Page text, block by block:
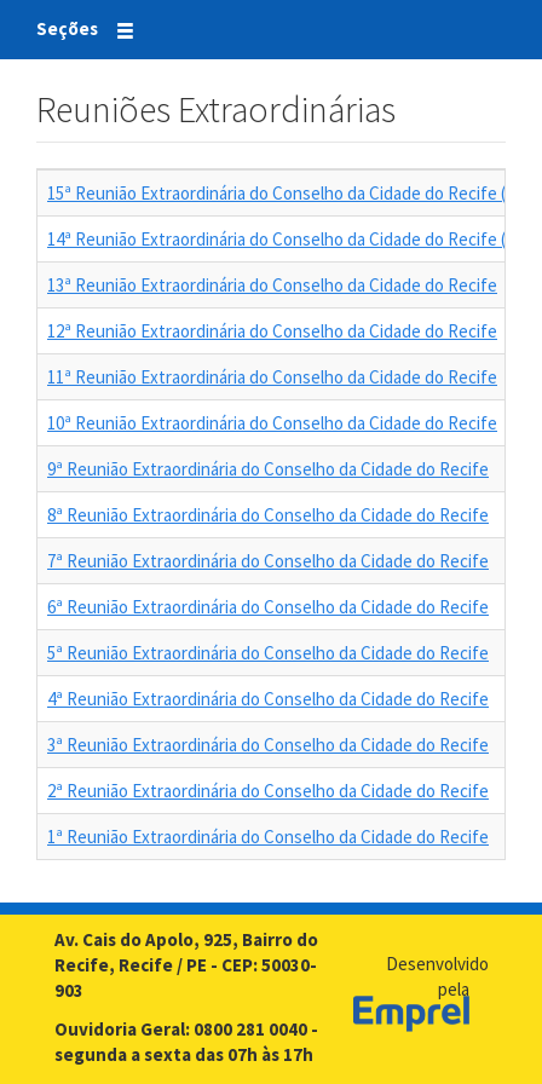
Seções
Reuniões Extraordinárias
15ª Reunião Extraordinária do Conselho da Cidade do Recife
14ª Reunião Extraordinária do Conselho da Cidade do Recife
13ª Reunião Extraordinária do Conselho da Cidade do Recife
12ª Reunião Extraordinária do Conselho da Cidade do Recife
11ª Reunião Extraordinária do Conselho da Cidade do Recife
10ª Reunião Extraordinária do Conselho da Cidade do Recife
9ª Reunião Extraordinária do Conselho da Cidade do Recife
8ª Reunião Extraordinária do Conselho da Cidade do Recife
7ª Reunião Extraordinária do Conselho da Cidade do Recife
6ª Reunião Extraordinária do Conselho da Cidade do Recife
5ª Reunião Extraordinária do Conselho da Cidade do Recife
4ª Reunião Extraordinária do Conselho da Cidade do Recife
3ª Reunião Extraordinária do Conselho da Cidade do Recife
2ª Reunião Extraordinária do Conselho da Cidade do Recife
1ª Reunião Extraordinária do Conselho da Cidade do Recife
Av. Cais do Apolo, 925, Bairro do
Recife, Recife / PE - CEP: 50030-
903
Ouvidoria Geral: 0800 281 0040 -
segunda a sexta das 07h às 17h
Desenvolvido
pela